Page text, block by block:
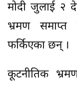
मोदी जुलाई २
भ्रमण समाप्त
फर्किएका छन् ।
कूटनीतिक